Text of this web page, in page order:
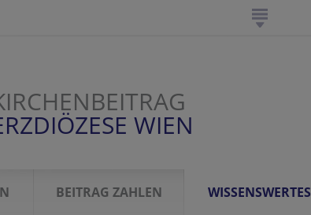
WIEN
BEITRAG ZAHLEN WISSENSWERTES